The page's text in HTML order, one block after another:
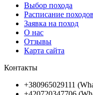
Выбор похода
Расписание походов
Заявка на поход
О нас
Отзывы
Карта сайта
Контакты
+380965029111